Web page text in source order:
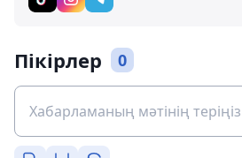
Пікірлер 0